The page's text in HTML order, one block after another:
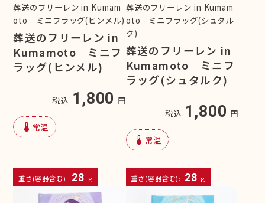
葬送のフリーレン in Kumam
oto ミニフラッグ(ヒンメル)
葬送のフリーレン in
Kumamoto ミニフ
ラッグ(ヒンメル)
税込 1,800 円
device_thermostat 常温
重さ(容器含む): 28 g
葬送のフリーレン in Kumam
oto ミニフラッグ(シュタル
ク)
葬送のフリーレン in
Kumamoto ミニフ
ラッグ(シュタルク)
税込 1,800 円
device_thermostat 常温
重さ(容器含む): 28 g